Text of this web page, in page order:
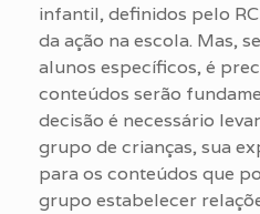
infantil, definidos pelo
da ação na escola. Mas,
alunos específicos, é
conteúdos serão
decisão é necessário
grupo de crianças, sua
para os conteúdos que
grupo estabelecer